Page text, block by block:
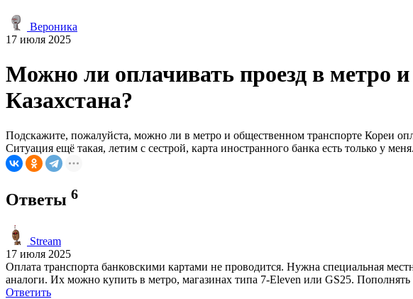
Вероника
17 июля 2025
Можно ли оплачивать проезд в метро
Казахстана?
Подскажите, пожалуйста, можно ли в метро и общественном транспорте Кореи
Ситуация ещё такая, летим с сестрой, карта иностранного банка есть только у
Ответы 6
Stream
17 июля 2025
Оплата транспорта банковскими картами не проводится. Нужна специальная
аналоги. Их можно купить в метро, магазинах типа 7-Eleven или GS25.
Ответить